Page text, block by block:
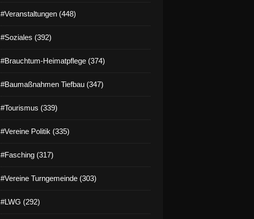
#Veranstaltungen (448)
#Soziales (392)
#Brauchtum-Heimatpflege (374)
#Baumaßnahmen Tiefbau (347)
#Tourismus (339)
#Vereine Politik (335)
#Fasching (317)
#Vereine Turngemeinde (303)
#LWG (292)